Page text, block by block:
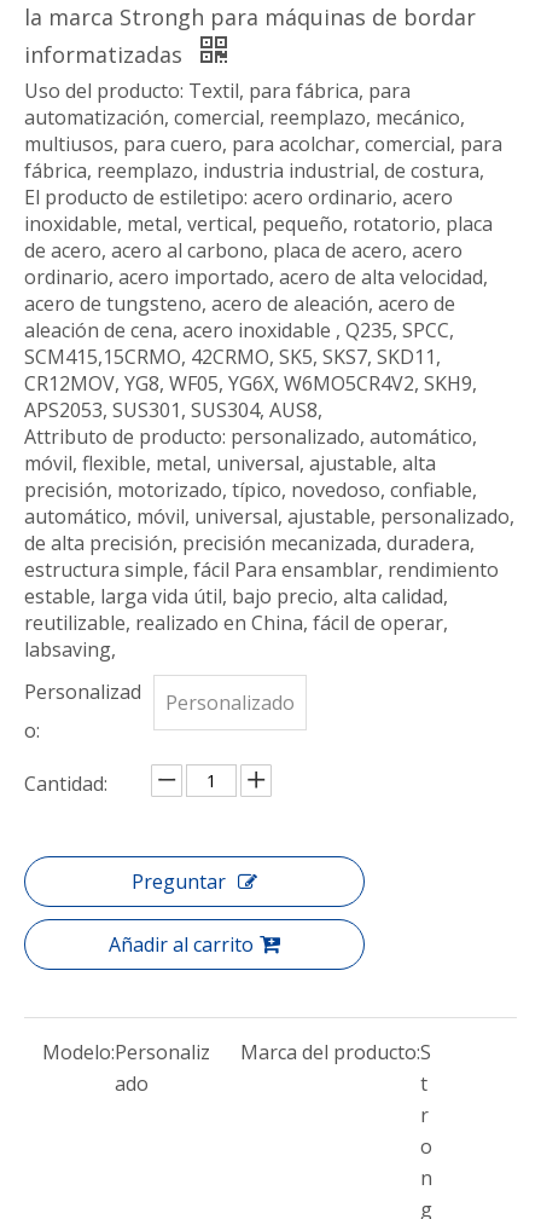
la marca Strongh para máquinas de bordar
informatizadas
Uso del producto: Textil, para fábrica, para
automatización, comercial, reemplazo, mecánico,
multiusos, para cuero, para acolchar, comercial, para
fábrica, reemplazo, industria industrial, de costura,
El producto de estiletipo: acero ordinario, acero
inoxidable, metal, vertical, pequeño, rotatorio, placa
de acero, acero al carbono, placa de acero, acero
ordinario, acero importado, acero de alta velocidad,
acero de tungsteno, acero de aleación, acero de
aleación de cena, acero inoxidable , Q235, SPCC,
SCM415,15CRMO, 42CRMO, SK5, SKS7, SKD11,
CR12MOV, YG8, WF05, YG6X, W6MO5CR4V2, SKH9,
APS2053, SUS301, SUS304, AUS8,
Attributo de producto: personalizado, automático,
móvil, flexible, metal, universal, ajustable, alta
precisión, motorizado, típico, novedoso, confiable,
automático, móvil, universal, ajustable, personalizado,
de alta precisión, precisión mecanizada, duradera,
estructura simple, fácil Para ensamblar, rendimiento
estable, larga vida útil, bajo precio, alta calidad,
reutilizable, realizado en China, fácil de operar,
labsaving,
Personalizad
o:
Personalizado
Cantidad:
Preguntar
Añadir al carrito
Modelo:Personaliz
ado
Marca del producto:S
t
r
o
n
g